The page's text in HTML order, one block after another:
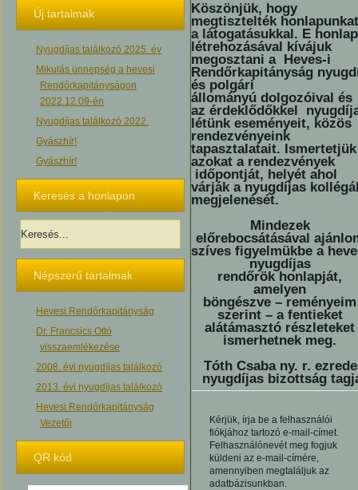
Új tartalmak
Nyugdíjas találkozó 2025. év
Mikulás ünnepség a hevesi
Rendőrkapitányságon
2022.12.09-én
Nyugdíjas találkozó 2022.
Gyászhír!
Gyászhír!
Keresés a honlapon
Népszerű tartalmak
Hevesi Rendőrkapitányság
Dr. Francsics Ottó
visszaemlékezése
2008. évi nyugdíjas találkozó
2013. évi nyugdíjas találkozó
Hevesi Rendőrkapitányság
Vezetői
QR kód
Köszönjük, hogy
megtisztelték honlapunkat
a látogatásukkal. E honlap
létrehozásával kívájuk
megosztani a Heves-i
Rendőrkapitányság
és polgári
állományú dolgozóival és
az érdeklődőkkel
létünk eseményeit, közös
rendezvényeink
tapasztalatait. Ismertetjük
azokat a rendezvények
időpontját, helyét ahol
várják a nyugdíjas
megjelenését.
Mindezek
előrebocsátásával
szíves figyelmükbe a
nyugdíjas
rendőrök honlapját,
amelyen
böngészve – reményeim
szerint – a fentieket
alátámasztó részleteket
ismerhetnek meg.
Tóth Csaba ny. r.
nyugdíjas bizottság
Kérjük, írja be a felhasználói
fiókjához tartozó e-mail-címet.
Felhasználónevét meg fogjuk
küldeni az e-mail-címére,
amennyiben megtaláljuk az
adatbázisunkban.